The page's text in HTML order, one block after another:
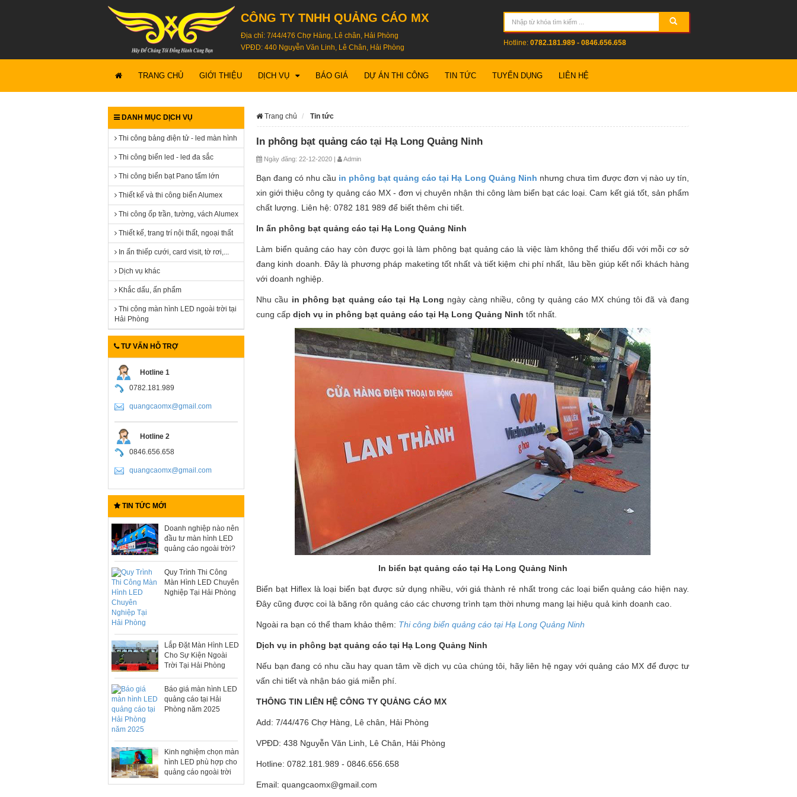
CÔNG TY TNHH QUẢNG CÁO MX
Địa chỉ: 7/44/476 Chợ Hàng, Lê chân, Hải Phòng
VPĐD: 440 Nguyễn Văn Linh, Lê Chân, Hải Phòng
Hotline: 0782.181.989 - 0846.656.658
TRANG CHỦ GIỚI THIỆU DỊCH VỤ BÁO GIÁ DỰ ÁN THI CÔNG TIN TỨC TUYỂN DỤNG LIÊN HỆ
DANH MỤC DỊCH VỤ
Thi công bảng điện tử - led màn hình
Thi công biển led - led đa sắc
Thi công biển bạt Pano tấm lớn
Thiết kế và thi công biển Alumex
Thi công ốp trần, tường, vách Alumex
Thiết kế, trang trí nội thất, ngoại thất
In ấn thiếp cưới, card visit, tờ rơi,...
Dịch vụ khác
Khắc dấu, ấn phẩm
Thi công màn hình LED ngoài trời tại
Hải Phòng
TƯ VẤN HỖ TRỢ
Hotline 1
0782.181.989
quangcaomx@gmail.com
Hotline 2
0846.656.658
quangcaomx@gmail.com
TIN TỨC MỚI
Doanh nghiệp nào nên
đầu tư màn hình LED
quảng cáo ngoài trời?
Quy Trình Thi Công
Màn Hình LED Chuyên
Nghiệp Tại Hải Phòng
Lắp Đặt Màn Hình LED
Cho Sự Kiện Ngoài
Trời Tại Hải Phòng
Báo giá màn hình LED
quảng cáo tại Hải
Phòng năm 2025
Kinh nghiệm chọn màn
hình LED phù hợp cho
quảng cáo ngoài trời
Trang chủ Tin tức
In phông bạt quảng cáo tại Hạ Long Quảng Ninh
Ngày đăng: 22-12-2020 | Admin
Bạn đang có nhu cầu in phông bạt quảng cáo tại Hạ Long Quảng Ninh nhưng chưa tìm được đơn vị nào uy tín,
xin giới thiệu công ty quảng cáo MX - đơn vị chuyên nhận thi công làm biển bạt các loại. Cam kết giá tốt, sản phẩm
chất lượng. Liên hệ: 0782 181 989 để biết thêm chi tiết.
In ấn phông bạt quảng cáo tại Hạ Long Quảng Ninh
Làm biển quảng cáo hay còn được gọi là làm phông bạt quảng cáo là việc làm không thể thiếu đối với mỗi cơ sở
đang kinh doanh. Đây là phương pháp maketing tốt nhất và tiết kiệm chi phí nhất, lâu bền giúp kết nối khách hàng
với doanh nghiệp.
Nhu cầu in phông bạt quảng cáo tại Hạ Long ngày càng nhiều, công ty quảng cáo MX chúng tôi đã và đang
cung cấp dịch vụ in phông bạt quảng cáo tại Hạ Long Quảng Ninh tốt nhất.
In biển bạt quảng cáo tại Hạ Long Quảng Ninh
Biển bạt Hiflex là loại biển bạt được sử dụng nhiều, với giá thành rẻ nhất trong các loại biển quảng cáo hiện nay.
Đây cũng được coi là băng rôn quảng cáo các chương trình tạm thời nhưng mang lại hiệu quả kinh doanh cao.
Ngoài ra bạn có thể tham khảo thêm: Thi công biển quảng cáo tại Hạ Long Quảng Ninh
Dịch vụ in phông bạt quảng cáo tại Hạ Long Quảng Ninh
Nếu bạn đang có nhu cầu hay quan tâm về dịch vụ của chúng tôi, hãy liên hệ ngay với quảng cáo MX để được tư
vấn chi tiết và nhận báo giá miễn phí.
THÔNG TIN LIÊN HỆ CÔNG TY QUẢNG CÁO MX
Add: 7/44/476 Chợ Hàng, Lê chân, Hải Phòng
VPĐD: 438 Nguyễn Văn Linh, Lê Chân, Hải Phòng
Hotline: 0782.181.989 - 0846.656.658
Email: quangcaomx@gmail.com